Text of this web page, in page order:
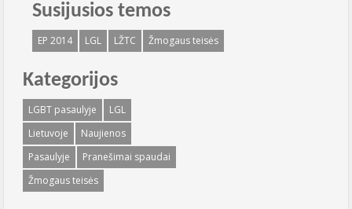
Susijusios temos
EP 2014 LGL LŽTC Žmogaus teisės
Kategorijos
LGBT pasaulyje
LGL
Lietuvoje
Naujienos
Pasaulyje
Pranešimai spaudai
Žmogaus teisės